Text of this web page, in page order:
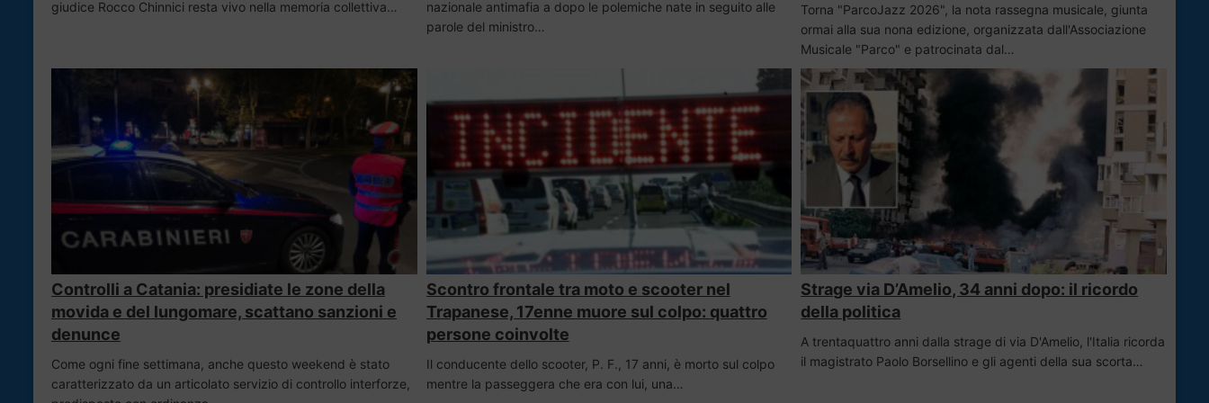
giudice Rocco Chinnici resta vivo nella memoria collettiva…
nazionale antimafia a dopo le polemiche nate in seguito alle
parole del ministro…
Torna "ParcoJazz 2026", la nota rassegna musicale, giunta
ormai alla sua nona edizione, organizzata dall'Associazione
Musicale "Parco" e patrocinata dal…
Controlli a Catania: presidiate le zone della
movida e del lungomare, scattano sanzioni e
denunce
Come ogni fine settimana, anche questo weekend è stato
caratterizzato da un articolato servizio di controllo interforze,
Scontro frontale tra moto e scooter nel
Trapanese, 17enne muore sul colpo: quattro
persone coinvolte
Il conducente dello scooter, P. F., 17 anni, è morto sul colpo
mentre la passeggera che era con lui, una…
Strage via D’Amelio, 34 anni dopo: il ricordo
della politica
A trentaquattro anni dalla strage di via D'Amelio, l'Italia ricorda
il magistrato Paolo Borsellino e gli agenti della sua scorta…